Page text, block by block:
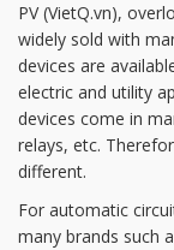
PV (VietQ.vn),
widely sold with
devices are
electric and utility
devices come in
relays, etc.
different.
For automatic
many brands such